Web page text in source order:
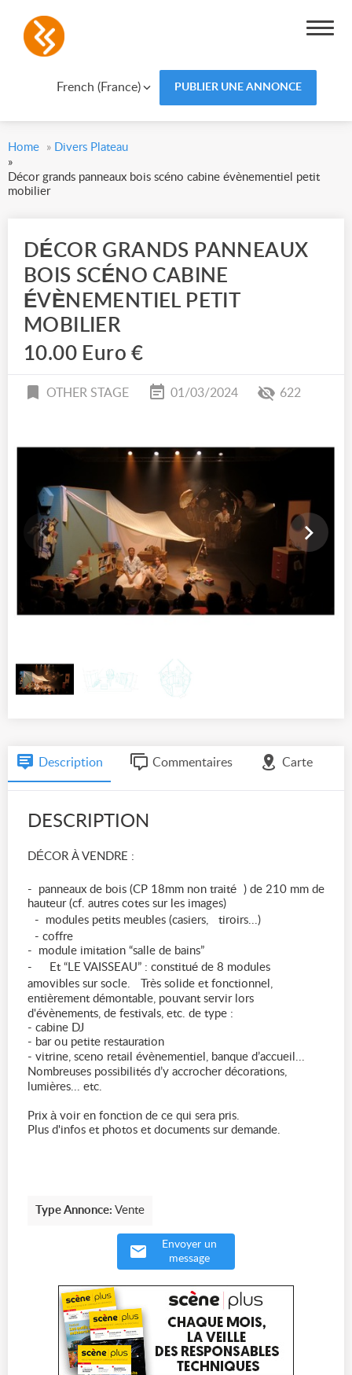
French (France) PUBLIER UNE ANNONCE
Home » Divers Plateau
»
Décor grands panneaux bois scéno cabine évènementiel petit
mobilier
DÉCOR GRANDS PANNEAUX
BOIS SCÉNO CABINE
ÉVÈNEMENTIEL PETIT
MOBILIER
10.00 Euro €
OTHER STAGE 01/03/2024 622
Description Commentaires Carte
DESCRIPTION
DÉCOR À VENDRE :
- panneaux de bois (CP 18mm non traité ) de 210 mm de
hauteur (cf. autres cotes sur les images)
- modules petits meubles (casiers, tiroirs...)
- coffre
- module imitation “salle de bains”
- Et “LE VAISSEAU” : constitué de 8 modules
amovibles sur socle. Très solide et fonctionnel,
entièrement démontable, pouvant servir lors
d'évènements, de festivals, etc. de type :
- cabine DJ
- bar ou petite restauration
- vitrine, sceno retail évènementiel, banque d’accueil...
Nombreuses possibilités d’y accrocher décorations,
lumières... etc.
Prix à voir en fonction de ce qui sera pris.
Plus d'infos et photos et documents sur demande.
Type Annonce: Vente
Envoyer un
message